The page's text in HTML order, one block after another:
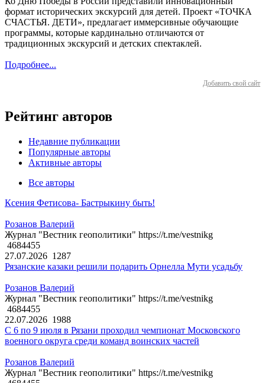
формат исторических экскурсий для детей. Проект «ТОЧКА
СЧАСТЬЯ. ДЕТИ», предлагает иммерсивные обучающие
программы, которые кардинально отличаются от
традиционных экскурсий и детских спектаклей.
Подробнее...
Добавить свой сайт
Рейтинг авторов
Недавние публикации
Популярные авторы
Активные авторы
Все авторы
Ксения Фетисова- Бастрыкину быть!
Розанов Валерий
Журнал "Вестник геополитики" https://t.me/vestnikg
4684455
27.07.2026 1287
Рязанские казаки решили подарить Орнелла Мути усадьбу
Розанов Валерий
Журнал "Вестник геополитики" https://t.me/vestnikg
4684455
22.07.2026 1988
С 6 по 9 июля в Рязани проходил чемпионат Московского
военного округа среди команд воинских частей
Розанов Валерий
Журнал "Вестник геополитики" https://t.me/vestnikg